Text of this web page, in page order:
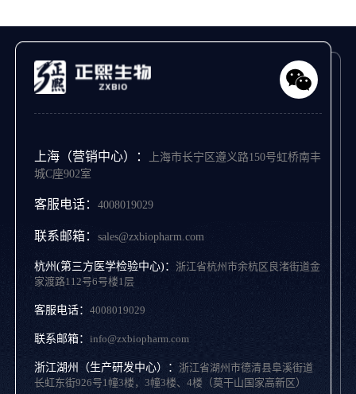
上海（营销中心）：
上海市长宁区遵义路150号虹桥南丰
城C座902室
客服电话： 4008019029
联系邮箱： sales@zxbiopharm.com
杭州(第三方医学检验中心)： 浙江省杭州市余杭区良渚街道金
家渡路112号6号楼1层
客服电话： 4008019029
联系邮箱： info@zxbiopharm.com
浙江湖州（生产研发中心）： 浙江省湖州市德清县阜溪街道
长虹东街926号1幢3楼，3幢3楼、4楼（莫干山国家高新区）